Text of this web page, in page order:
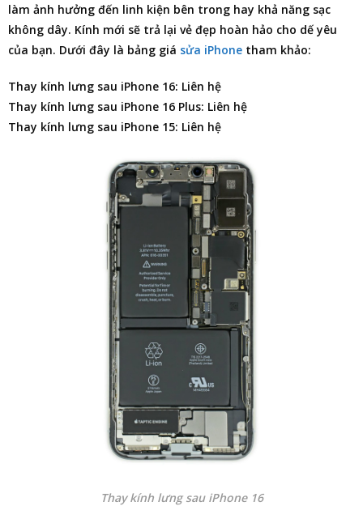
làm ảnh hưởng đến linh kiện bên trong hay khả năng sạc
không dây. Kính mới sẽ trả lại vẻ đẹp hoàn hảo cho dế yêu
của bạn. Dưới đây là bảng giá sửa iPhone tham khảo:
Thay kính lưng sau iPhone 16: Liên hệ
Thay kính lưng sau iPhone 16 Plus: Liên hệ
Thay kính lưng sau iPhone 15: Liên hệ
Thay kính lưng sau iPhone 16